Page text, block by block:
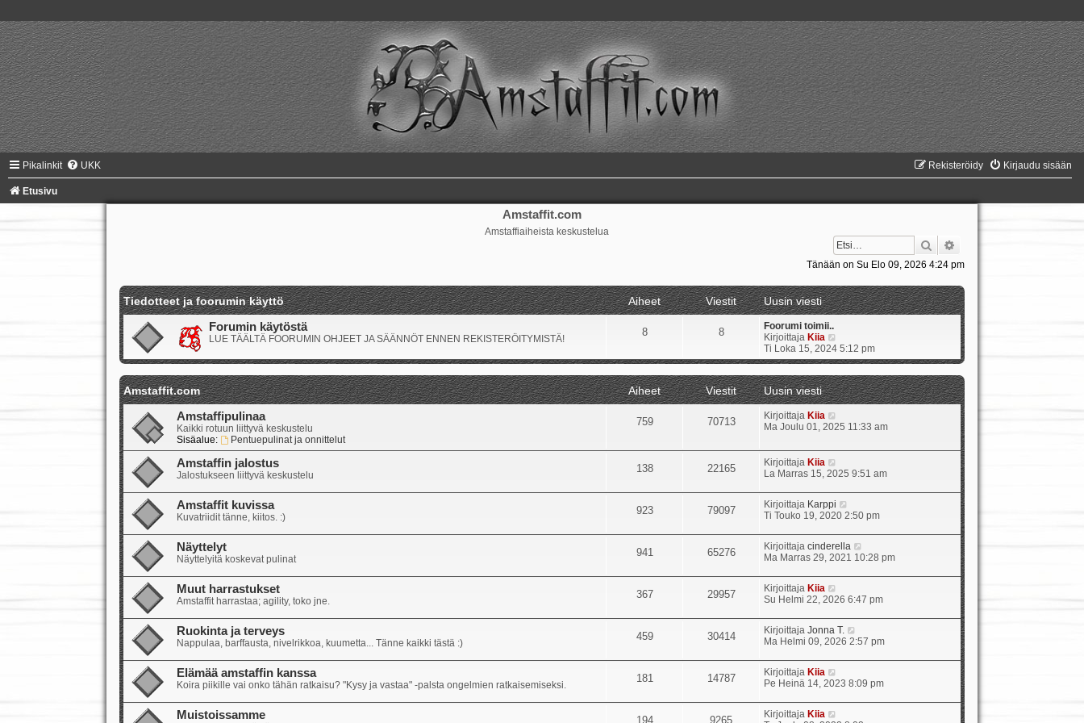
Pikalinkit UKK Kirjaudu sisään
Rekisteröidy
Etusivu
Amstaffit.com
Amstaffiaiheista keskustelua
Etsi
Tänään on Su Elo 09, 2026 4:24 pm
Tiedotteet ja foorumin käyttö Aiheet Viestit
Uusin viesti
Forumin käytöstä
LUE TÄÄLTÄ FOORUMIN OHJEET JA SÄÄNNÖT ENNEN REKISTERÖITYMISTÄ!
8 8
Foorumi toimii..
KirjoittajaKiia
ä
y
ä
u
u
i
v
e
t
Ti Loka 15, 2024 5:12 pm
Amstaffit.com Aiheet Viestit
Uusin viesti
Amstaffipulinaa
Kaikki rotuun liittyvä keskustelu
Sisäalue:
Pentuepulinat ja onnittelut
759 70713 KirjoittajaKiia
ä
t
u
s
n
i
e
s
Ma Joulu 01, 2025 11:33 am
Amstaffin jalostus
Jalostukseen liittyvä keskustelu
138 22165 KirjoittajaKiia
ä
t
ä
u
s
i
n
v
e
t
i
La Marras 15, 2025 9:51 am
Amstaffit kuvissa
Kuvatriidit tänne, kiitos. :)
923 79097 Kirjoittaja Karppi
ä
t
ä
u
i
n
v
i
e
t
Ti Touko 19, 2020 2:50 pm
Näyttelyt
Näyttelyitä koskevat pulinat
941 65276 Kirjoittajacinderella
ä
t
u
i
n
v
e
t
Ma Marras 29, 2021 10:28 pm
Muut harrastukset
Amstaffit harrastaa; agility, toko jne.
367 29957 KirjoittajaKiia
ä
t
ä
u
i
n
v
Su Helmi 22, 2026 6:47 pm
Ruokinta ja terveys
Nappulaa, barffausta, nivelrikkoa, kuumetta... Tänne kaikki tästä :)
459 30414 KirjoittajaJonna T.
ä
t
u
i
Ma Helmi 09, 2026 2:57 pm
Elämää amstaffin kanssa
Koira piikille vai onko tähän ratkaisu? "Kysy ja vastaa" -palsta ongelmien ratkaisemiseksi.
181 14787 KirjoittajaKiia
ä
t
Pe Heinä 14, 2023 8:09 pm
Muistoissamme 194 9265 KirjoittajaKiia